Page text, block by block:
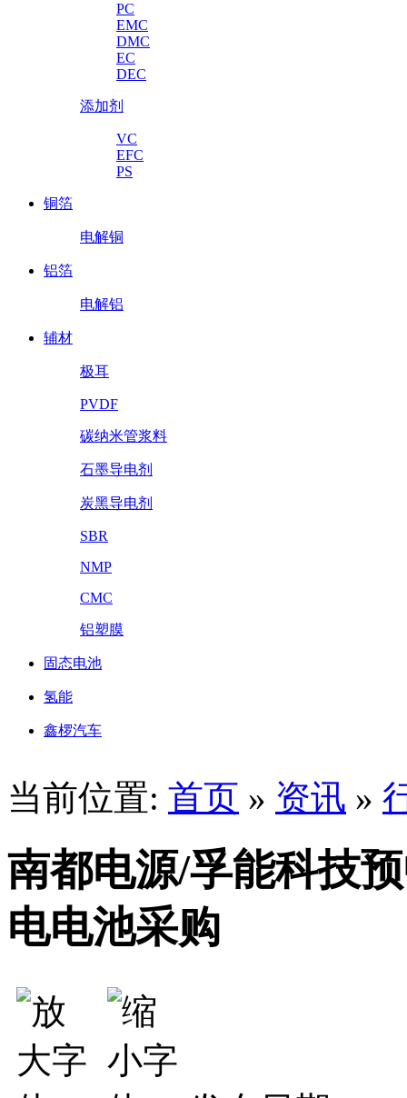
PC
EMC
DMC
EC
DEC
添加剂
VC
EFC
PS
铜箔
电解铜
铝箔
电解铝
辅材
极耳
PVDF
碳纳米管浆料
石墨导电剂
炭黑导电剂
SBR
NMP
CMC
铝塑膜
固态电池
氢能
鑫椤汽车
当前位置: 首页 » 资讯 »
南都电源/孚能科技
电电池采购